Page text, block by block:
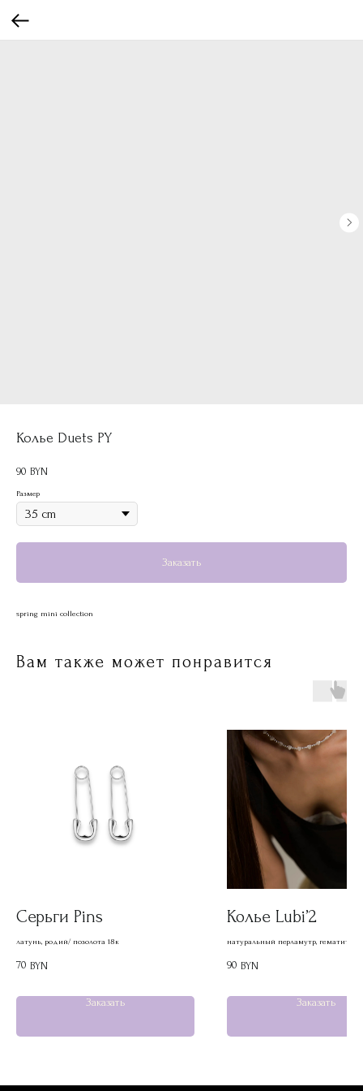
Колье Duets PY
90 BYN
Размер
Заказать
spring mini collection
Вам также может понравится
Серьги Pins
латунь, родий/ позолота 18к
70 BYN
Заказать
Колье Lubi’2
натуральный перламутр, гематит,
90 BYN
Заказать